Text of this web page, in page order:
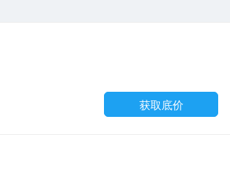
获取底价